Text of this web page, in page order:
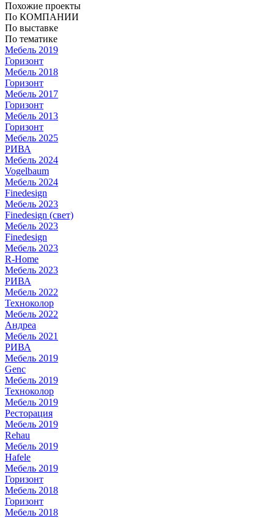
Похожие проекты
По КОМПАНИИ
По выставке
По тематике
Мебель 2019
Горизонт
Мебель 2018
Горизонт
Мебель 2017
Горизонт
Мебель 2013
Горизонт
Мебель 2025
РИВА
Мебель 2024
Vogelbaum
Мебель 2024
Finedesign
Мебель 2023
Finedesign (свет)
Мебель 2023
Finedesign
Мебель 2023
R-Home
Мебель 2023
РИВА
Мебель 2022
Техноколор
Мебель 2022
Андреа
Мебель 2021
РИВА
Мебель 2019
Genc
Мебель 2019
Техноколор
Мебель 2019
Ресторация
Мебель 2019
Rehau
Мебель 2019
Hafele
Мебель 2019
Горизонт
Мебель 2018
Горизонт
Мебель 2018